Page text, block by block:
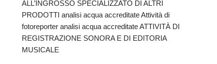
ALL’INGROSSO SPECIALIZZATO DI ALTRI
PRODOTTI analisi acqua accreditate Attività di
fotoreporter analisi acqua accreditate ATTIVITÀ DI
REGISTRAZIONE SONORA E DI EDITORIA
MUSICALE